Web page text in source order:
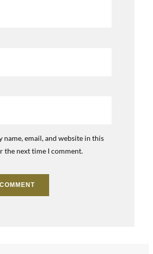
name, email, and website in this
the next time I comment.